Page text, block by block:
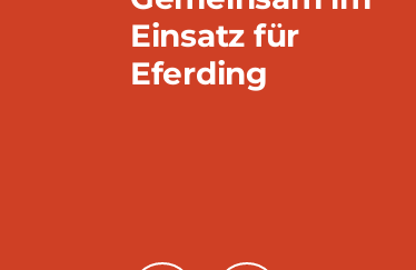
Einsatz für
Eferding